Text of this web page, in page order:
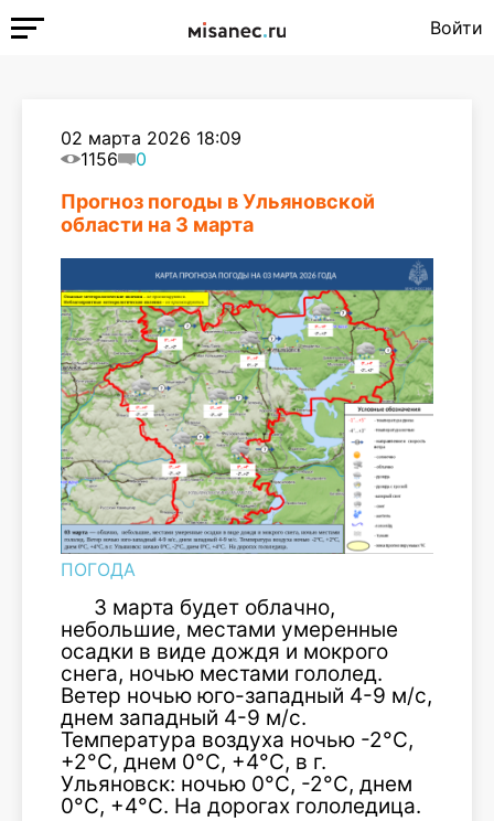
Войти
02 марта 2026 18:09
1156
0
Прогноз погоды в Ульяновской
области на 3 марта
ПОГОДА
3 марта будет облачно,
небольшие, местами умеренные
осадки в виде дождя и мокрого
снега, ночью местами гололед.
Ветер ночью юго-западный 4-9 м/с,
днем западный 4-9 м/с.
Температура воздуха ночью -2°С,
+2°С, днем 0°С, +4°С, в г.
Ульяновск: ночью 0°С, -2°С, днем
0°С, +4°С. На дорогах гололедица.